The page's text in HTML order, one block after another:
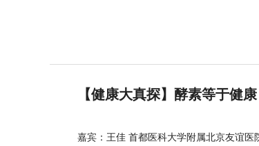
【健康大真探】酵素等于健
嘉宾：王佳 首都医科大学附属北京友谊医